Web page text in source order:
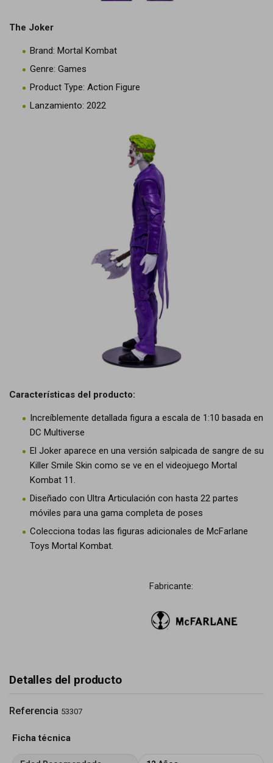
The Joker
Brand: Mortal Kombat
Genre: Games
Product Type: Action Figure
Lanzamiento: 2022
Características del producto:
Increíblemente detallada figura a escala de 1:10 basada en
DC Multiverse
El Joker aparece en una versión salpicada de sangre de su
Killer Smile Skin como se ve en el videojuego Mortal
Kombat 11.
Diseñado con Ultra Articulación con hasta 22 partes
móviles para una gama completa de poses
Colecciona todas las figuras adicionales de McFarlane
Toys Mortal Kombat.
Fabricante:
Detalles del producto
Referencia 53307
Ficha técnica